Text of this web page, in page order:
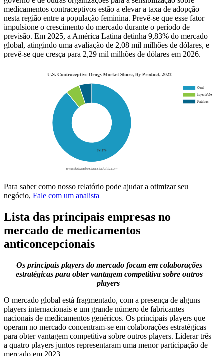
medicamentos contraceptivos estão a elevar a taxa de adopção
nesta região entre a população feminina. Prevê-se que esse fator
impulsione o crescimento do mercado durante o período de
previsão. Em 2025, a América Latina detinha 9,83% do mercado
global, atingindo uma avaliação de 2,08 mil milhões de dólares, e
prevê-se que cresça para 2,29 mil milhões de dólares em 2026.
Para saber como nosso relatório pode ajudar a otimizar seu
negócio, Fale com um analista
Lista das principais empresas no
mercado de medicamentos
anticoncepcionais
Os principais players do mercado focam em colaborações
estratégicas para obter vantagem competitiva sobre outros
players
O mercado global está fragmentado, com a presença de alguns
players internacionais e um grande número de fabricantes
nacionais de medicamentos genéricos. Os principais players que
operam no mercado concentram-se em colaborações estratégicas
para obter vantagem competitiva sobre outros players. Liderar três
a quatro players juntos representaram uma menor participação de
mercado em 2023.